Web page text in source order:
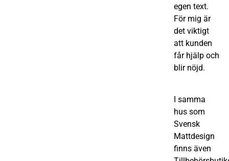
egen text.
För mig är
det viktigt
att kunden
får hjälp och
blir nöjd.
I samma
hus som
Svensk
Mattdesign
finns även